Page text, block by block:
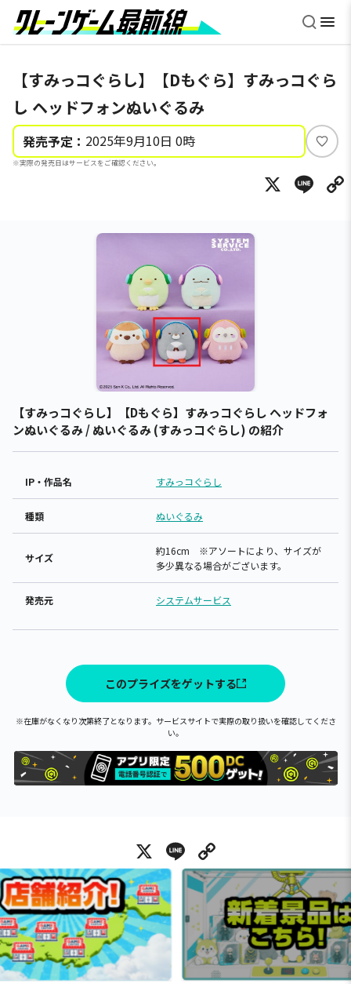
【すみっコぐらし】【Dもぐら】すみっコぐら
し ヘッドフォンぬいぐるみ
発売予定： 2025年9月10日 0時
※実際の発売日はサービスをご確認ください。
い
ね
X
【すみっコぐらし】【Dもぐら】すみっコぐらし ヘッドフォ
ンぬいぐるみ / ぬいぐるみ (すみっコぐらし) の紹介
IP・作品名 すみっコぐらし
種類 ぬいぐるみ
サイズ
約16cm ※アソートにより、サイズが
多少異なる場合がございます。
発売元 システムサービス
このプライズをゲットする
※在庫がなくなり次第終了となります。サービスサイトで実際の取り扱いを確認してくださ
い。
X Line